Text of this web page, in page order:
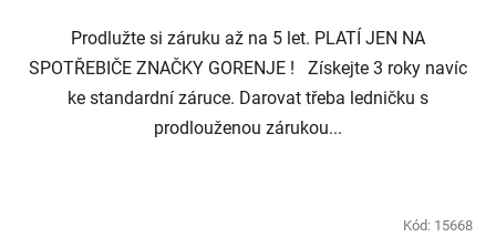
hvězdiček.
Prodlužte si záruku až na 5 let. PLATÍ JEN NA
SPOTŘEBIČE ZNAČKY GORENJE ! Získejte 3 roky navíc
ke standardní záruce. Darovat třeba ledničku s
prodlouženou zárukou...
Kód: 15668